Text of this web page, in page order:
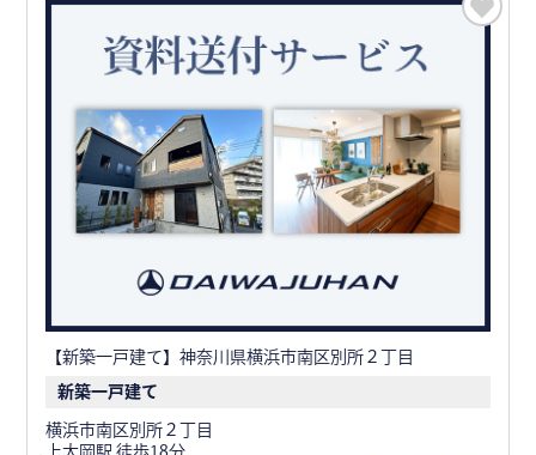
【新築一戸建て】神奈川県横浜市南区別所２丁目
新築一戸建て
横浜市南区別所２丁目